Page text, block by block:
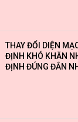
THAY ĐỔI DIỆN
ĐỊNH KHÓ KHĂN
ĐỊNH ĐÚNG ĐẮN